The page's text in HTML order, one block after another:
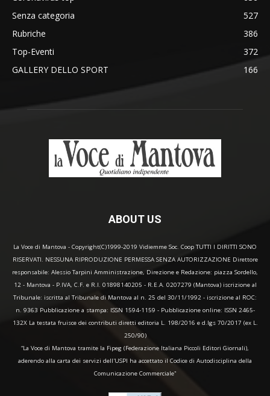
Senza categoria
527
Rubriche
386
Top-Eventi
372
GALLERY DELLO SPORT
166
ABOUT US
La Voce di Mantova - Copyright(C)1999-2019 Vidiemme Soc. Coop TUTTI I DIRITTI SONO
RISERVATI. NESSUNA RIPRODUZIONE PERMESSA SENZA AUTORIZZAZIONE Direttore
responsabile: Alessio Tarpini Amministrazione, Direzione e Redazione: piazza Sordello,
12 - Mantova - P.IVA, C.F. e R.I. 01898140205 - R.E.A. 0207279 (Mantova) iscrizione al
Tribunale: iscritta al Tribunale di Mantova al n. 25 del 30/11/1992 - iscrizione al ROC:
n. 9363 Pubblicazione a stampa: ISSN 1594-1159 - Pubblicazione online: ISSN 2465-
132X La testata fruisce dei contributi diretti editoria L. 198/2016 e d.lgs 70/2017 (ex L.
250/90)
“La Voce di Mantova tramite la Fipeg (Federazione Italiana Piccoli Editori Giornali),
aderendo alla carta dei servizi dell'USPI ha accettato il Codice di Autodisciplina della
Comunicazione Commerciale"